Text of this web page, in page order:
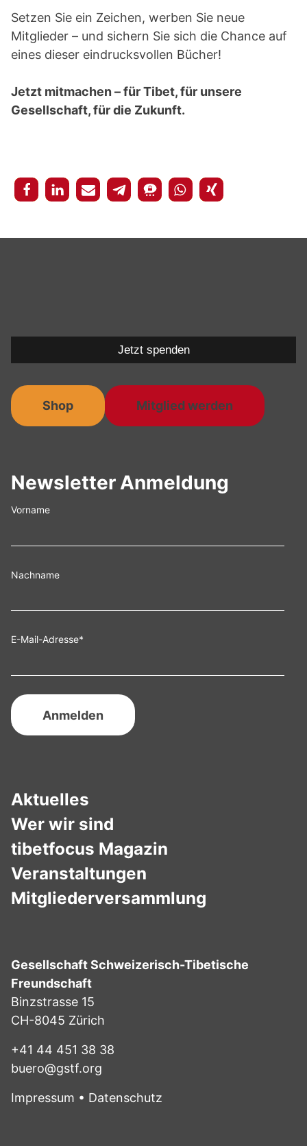
Setzen Sie ein Zeichen, werben Sie neue
Mitglieder – und sichern Sie sich die Chance auf
eines dieser eindrucksvollen Bücher!
Jetzt mitmachen – für Tibet, für unsere
Gesellschaft, für die Zukunft.
Aktuelles
Wer wir sind
tibetfocus Magazin
Veranstaltungen
Mitgliederversammlung
Gesellschaft Schweizerisch-Tibetische
Freundschaft
Binzstrasse 15
CH-8045 Zürich
+41 44 451 38 38
buero@gstf.org
Impressum • Datenschutz
Shop Mitglied werden
Newsletter Anmeldung
Vorname
Nachname
E-Mail-Adresse*
Jetzt spenden